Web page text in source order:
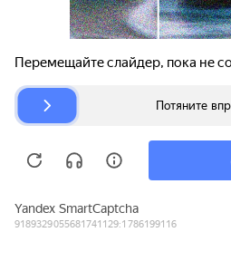
Авторазборки
© bibinet.ru - система
Copyright 2010-2026 Все